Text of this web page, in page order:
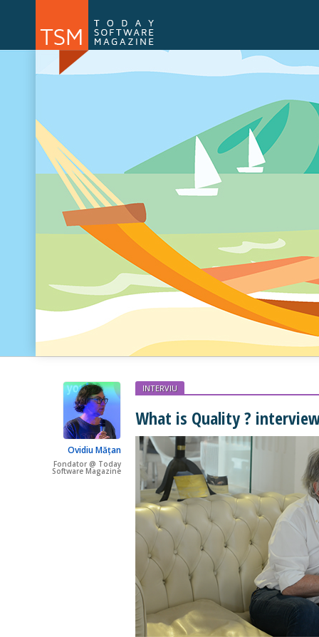
Numărul 169 Numărul
Ovidiu Mățan
Fondator @ Today
Software Magazine
INTERVIU
What is Quality ?